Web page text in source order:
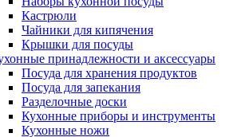
Кастрюли
Чайники для кипячения
Крышки для посуды
принадлежности и аксессуары
Посуда для хранения продуктов
Посуда для запекания
Разделочные доски
Кухонные приборы и инструменты
Кухонные ножи